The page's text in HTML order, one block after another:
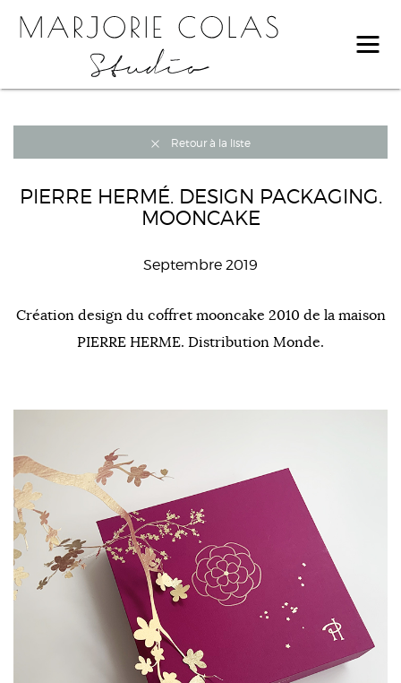
Retour à la liste
PIERRE HERMÉ. DESIGN PACKAGING.
MOONCAKE
Septembre 2019
Création design du coffret mooncake 2010 de la maison
PIERRE HERME. Distribution Monde.